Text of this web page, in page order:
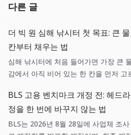
다른 글
더 빅 원 심해 낚시터 첫 목표: 큰
칸부터 채우는 법
심해 낚시터에 처음 들어가면 가장 큰
감에서 아직 비어 있는 한 칸을 먼저 고
다음 행동이 흔들리지 않습니다.
BLS 고용 벤치마크 개정 전: 헤드
정을 한 번에 바꾸지 않는 법
BLS는 2026년 8월 28일에 사업체 조